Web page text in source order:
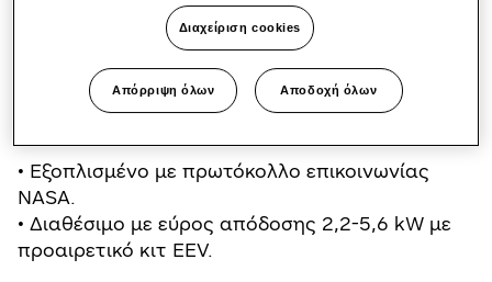
εξοπλισμένο με τεχνολογία ψύξης WindFree™,
διανέμει τον φρέσκο αέρα απαλά και
ομοιόμορφα μέσα από χιλιάδες μικροσκοπικές
οπές, δημιουργώντας περιβάλλον "Ακινησίας
• Εξοπλισμένο με πρωτόκολλο επικοινωνίας
NASA.
• Διαθέσιμο με εύρος απόδοσης 2,2-5,6 kW με
προαιρετικό κιτ EEV.
Διαχείριση cookies
Απόρριψη όλων Αποδοχή όλων